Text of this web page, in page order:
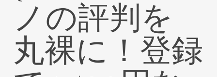
ノの評判を
丸裸に！登録